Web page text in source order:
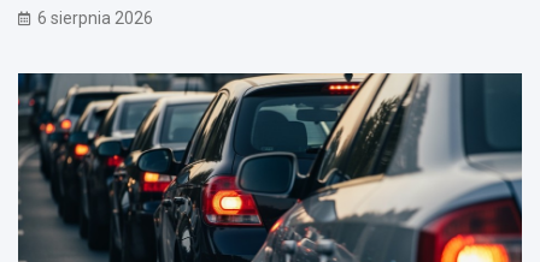
6 sierpnia 2026